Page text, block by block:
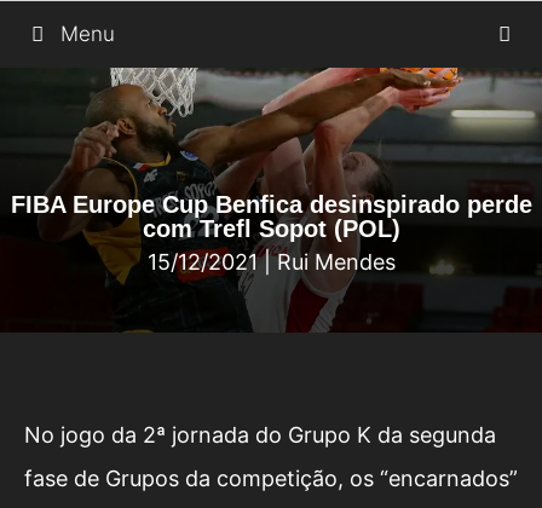
conteúdo
Menu
FIBA Europe Cup Benfica desinspirado perde
com Trefl Sopot (POL)
15/12/2021|Rui Mendes
No jogo da 2ª jornada do Grupo K da segunda
fase de Grupos da competição, os “encarnados”